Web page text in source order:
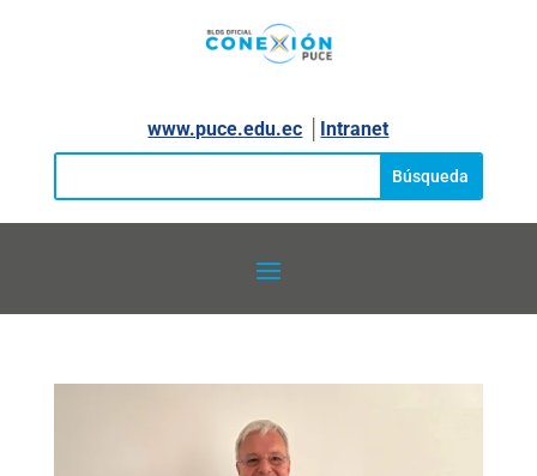
www.puce.edu.ec Intranet